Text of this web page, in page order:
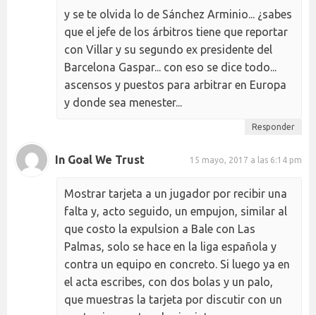
y se te olvida lo de Sánchez Arminio... ¿sabes
que el jefe de los árbitros tiene que reportar
con Villar y su segundo ex presidente del
Barcelona Gaspar... con eso se dice todo...
ascensos y puestos para arbitrar en Europa
y donde sea menester...
Responder
In Goal We Trust 15 mayo, 2017 a las 6:14 pm
Mostrar tarjeta a un jugador por recibir una
falta y, acto seguido, un empujon, similar al
que costo la expulsion a Bale con Las
Palmas, solo se hace en la liga española y
contra un equipo en concreto. Si luego ya en
el acta escribes, con dos bolas y un palo,
que muestras la tarjeta por discutir con un